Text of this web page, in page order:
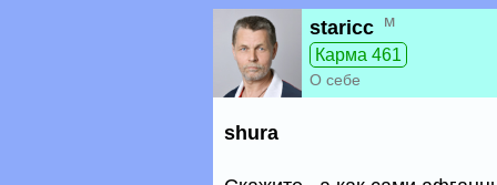
staricc м
Карма 461
О себе
shura